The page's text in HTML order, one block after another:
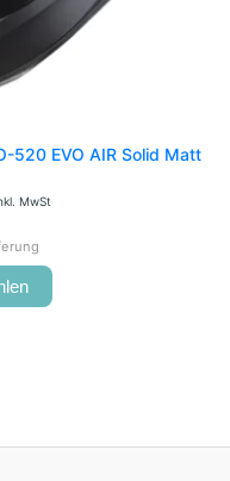
520 EVO AIR Solid Matt
MwSt
Produktseite